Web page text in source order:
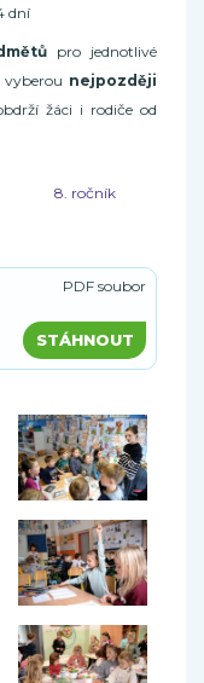
dní
pro jednotlivé
vyberou nejpozději
žáci i rodiče od
8. ročník
PDF soubor
STÁHNOUT